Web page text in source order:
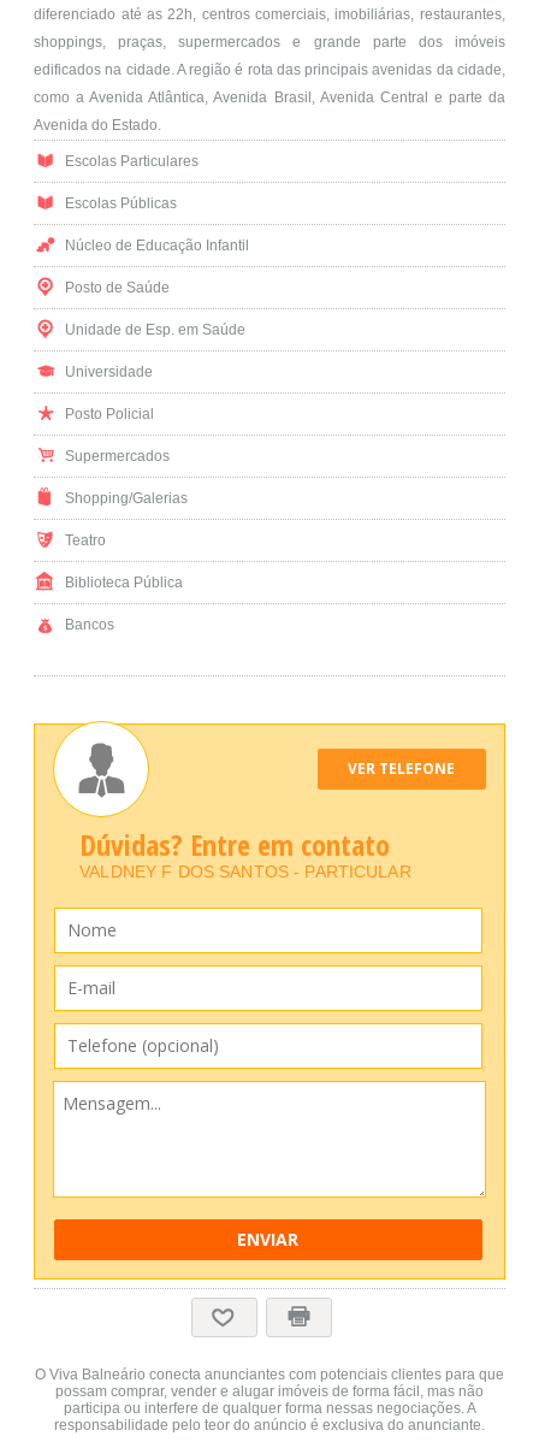
diferenciado até as 22h, centros comerciais, imobiliárias, restaurantes,
shoppings, praças, supermercados e grande parte dos imóveis
edificados na cidade. A região é rota das principais avenidas da cidade,
como a Avenida Atlântica, Avenida Brasil, Avenida Central e parte da
Avenida do Estado.
Escolas Particulares
Escolas Públicas
Núcleo de Educação Infantil
Posto de Saúde
Unidade de Esp. em Saúde
Universidade
Posto Policial
Supermercados
Shopping/Galerias
Teatro
Biblioteca Pública
Bancos
VER TELEFONE
Dúvidas? Entre em contato
VALDNEY F DOS SANTOS - PARTICULAR
ENVIAR
O Viva Balneário conecta anunciantes com potenciais clientes para que
possam comprar, vender e alugar imóveis de forma fácil, mas não
participa ou interfere de qualquer forma nessas negociações. A
responsabilidade pelo teor do anúncio é exclusiva do anunciante.